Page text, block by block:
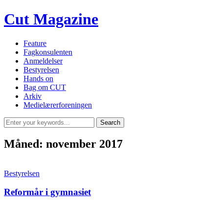
Cut Magazine
Feature
Fagkonsulenten
Anmeldelser
Bestyrelsen
Hands on
Bag om CUT
Arkiv
Medielærerforeningen
Måned: november 2017
Bestyrelsen
Reformår i gymnasiet